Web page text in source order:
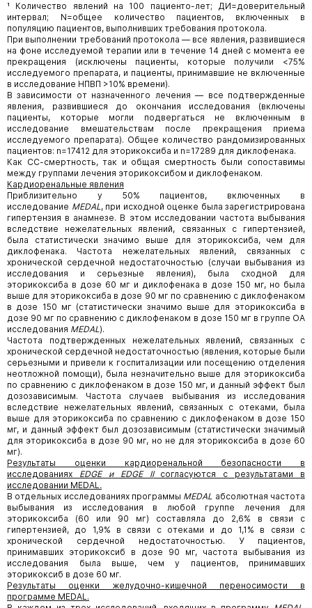
¹ Количество явлений на 100 пациенто-лет; ДИ=доверительный
интервал; N=oбщee количество пациентов, включенных в
популяцию пациентов, выполнивших требования протокола.
При выполнении требований протокола — все явления, развившиеся
на фоне исследуемой терапии или в течение 14 дней с момента ее
прекращения (исключены пациенты, которые получили <75%
исследуемого препарата, и пациенты, принимавшие не включенные
в исследование НПВП >10% времени).
В зависимости от назначенного лечения — все подтвержденные
явления, развившиеся до окончания исследования (включены
пациенты, которые могли подвергаться не включенным в
исследование вмешательствам после прекращения приема
исследуемого препарата). Общее количество рандомизированных
пациентов: n=17412 для эторикоксиба и n=17289 для диклофенака.
Как СС-смертность, так и общая смертность были сопоставимы
между группами лечения эторикоксибом и диклофенаком.
Кардиоренальные явления
Приблизительно у 50% пациентов, включенных в
исследование MEDAL, при исходной оценке была зарегистрирована
гипертензия в анамнезе. В этом исследовании частота выбывания
вследствие нежелательных явлений, связанных с гипертензией,
была статистически значимо выше для эторикоксиба, чем для
диклофенака. Частота нежелательных явлений, связанных с
хронической сердечной недостаточностью (случаи выбывания из
исследования и серьезные явления), была сходной для
эторикоксиба в дозе 60 мг и диклофенака в дозе 150 мг, но была
выше для эторикоксиба в дозе 90 мг по сравнению с диклофенаком
в дозе 150 мг (статистически значимо выше для эторикоксиба в
дозе 90 мг по сравнению с диклофенаком в дозе 150 мг в группе ОА
исследования MEDAL).
Частота подтвержденных нежелательных явлений, связанных с
хронической сердечной недостаточностью (явления, которые были
серьезными и привели к госпитализации или посещению отделения
неотложной помощи), была незначительно выше для эторикоксиба
по сравнению с диклофенаком в дозе 150 мг, и данный эффект был
дозозависимым. Частота случаев выбывания из исследования
вследствие нежелательных явлений, связанных с отеками, была
выше для эторикоксиба по сравнению с диклофенаком в дозе 150
мг, и данный эффект был дозозависимым (статистически значимый
для эторикоксиба в дозе 90 мг, но не для эторикоксиба в дозе 60
мг).
Результаты оценки кардиоренальной безопасности в
исследованиях EDGE и EDGE IIсогласуются с результатами в
исследовании MEDAL.
В отдельных исследованиях программы MEDAL абсолютная частота
выбывания из исследования в любой группе лечения для
эторикоксиба (60 или 90 мг) составляла до 2,6% в связи с
гипертензией, до 1,9% в связи с отеками и до 1,1% в связи с
хронической сердечной недостаточностью. У пациентов,
принимавших эторикоксиб в дозе 90 мг, частота выбывания из
исследования была выше, чем у пациентов, принимавших
эторикоксиб в дозе 60 мг.
Результаты оценки желудочно-кишечной переносимости в
программе MEDAL.